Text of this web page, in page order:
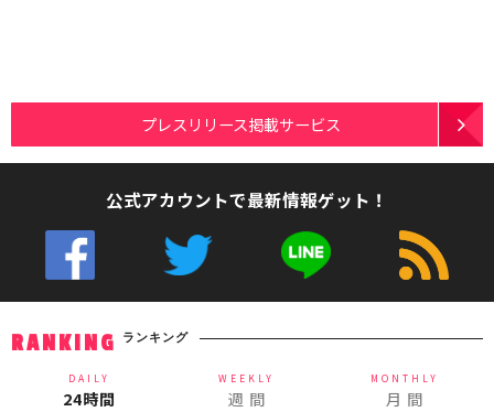
プレスリリース掲載サービス
公式アカウントで最新情報ゲット！
RANKING ランキング
DAILY
24時間
WEEKLY
週 間
MONTHLY
月 間